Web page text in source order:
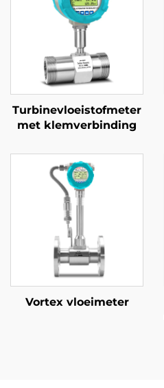
Turbinevloeistofmeter
met klemverbinding
Vortex vloeimeter